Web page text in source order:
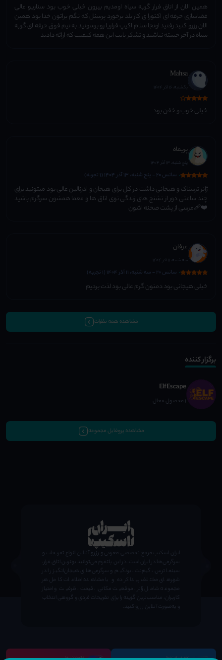
همین الان از اتاق فرار گربه سیاه اومدیم بیرون خیلی خوب بود سناریو عالی
فضاسازی حرفه ای اکتورا ی کار بلد برخورد پرسنل که نگم براتون خدا بود همین
الان رزرو کنید رفتید اونجا سلام اکیپ فراریا رو برسونید به تیم فوق حرفه ای گربه
سیاه در آخر خسته نباشید و تشکر بابت این همه کیفیت که ارائه دادید
Mahsa
یکشنبه، 16 آذر 1404
خیلی خوب و خفن بود
پریماه
پنج شنبه، 13 آذر 1404
سانس 20 - پنج شنبه، 13 آذر 1404 (1 تجربه)
ژانر ترسناک و هیجانی داشت در کل برای هیجان و ادرنالین عالی بود میتونید برای
چند ساعتی دور از تشنج های زندگی توی اتاق ها و معما همشون سرگرم باشید
❤️‍🩹مرسی از پشت صحنه اشون
عرفان
سه شنبه، 11 آذر 1404
سانس 20 - سه شنبه، 11 آذر 1404 (1 تجربه)
خیلی هیجانی بود دمتون گرم عالی بود لذت بردیم
مشاهده همه نظرات
برگزار کننده
ElfEscape
1 محصول فعال
مشاهده پروفایل مجموعه
ایران اسکیپ مرجع تخصصی معرفی و رزرو آنلاین انواع تفریحات و
سرگرمی‌ها در ایران است. در این پلتفرم می‌توانید بهترین اتاق فرار،
سینما ترس، گیم‌نت، بردگیم و سرگرمی‌های هیجان‌انگیز را در
شهرهای مختلف پیدا کرده و با مشاهده اطلاعات کامل هر
مجموعه شامل ژانر، موقعیت مکانی، قیمت، ظرفیت و امتیاز
کاربران، مناسب‌ترین گزینه را برای تفریحات فردی و گروهی انتخاب
و به‌صورت آنلاین رزرو کنید.
تخفیف یادت نره! فالو یادت نره!